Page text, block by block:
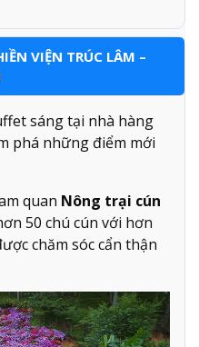
VIỆN TRÚC LÂM –
sáng tại nhà hàng
phá những điểm mới
quan Nông trại cún
50 chú cún với hơn
chăm sóc cẩn thận